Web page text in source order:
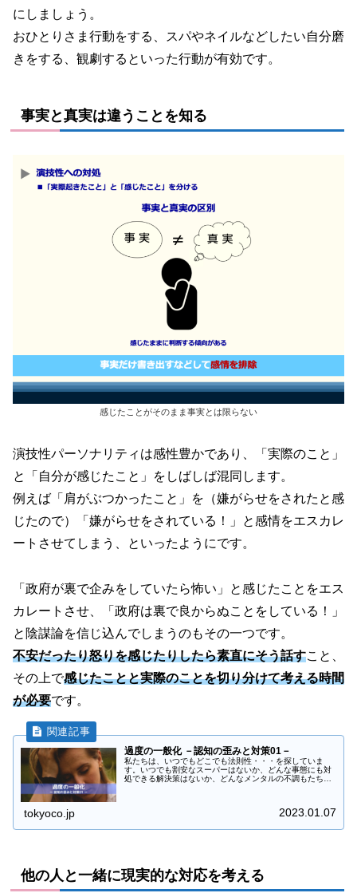
にしましょう。
おひとりさま行動をする、スパやネイルなどしたい自分磨
きをする、観劇するといった行動が有効です。
事実と真実は違うことを知る
感じたことがそのまま事実とは限らない
演技性パーソナリティは感性豊かであり、「実際のこと」
と「自分が感じたこと」をしばしば混同します。
例えば「肩がぶつかったこと」を （嫌がらせをされたと感
じたので）
「嫌がらせをされている！」と感情をエスカレ
ートさせてしまう、といったようにです。
「政府が裏で企みをしていたら怖い」と感じたことをエス
カレートさせ、「政府は裏で良からぬことをしている！」
と陰謀論を信じ込んでしまうのもその一つです。
不安だったり怒りを感じたりしたら素直にそう話すこと、
その上で感じたことと実際のことを切り分けて考える時間
が必要です。
過度の一般化 －認知の歪みと対策01－
私たちは、いつでもどこでも法則性・・・を探していま
す。いつでも割安なスーパーはないか、どんな事態にも対
処できる解決策はないか、どんなメンタルの不調もたちど
tokyoco.jp 2023.01.07
他の人と一緒に現実的な対応を考える